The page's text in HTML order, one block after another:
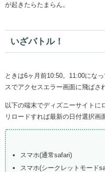
が起きたらたまらん。
いざバトル！
ときは6ヶ月前10:50。11:00にな
スでアクセスエラー画面に飛ばさ
以下の端末でディズニーサイトに
リロードすれば最新の日付選択画
スマホ(通常safari)
スマホ(シークレットモード